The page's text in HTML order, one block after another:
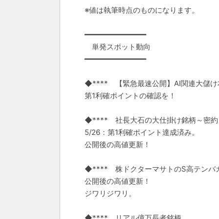
※値は執筆時点のものになります。
━━━━━━━━━━━━━━
単発スポット動向
━━━━━━━━━━━━━━
◆**** 【緊急最速公開】AI関連大儲け
第1利確ポイントの確認を！
◆**** 社長大石の大仕掛け銘柄～密約
5/26：第1利確ポイント達成済み。
公開後の高値更新！
◆**** 株ドクターマサトのS高テンバ
公開後の高値更新！
ジワリジワリ。